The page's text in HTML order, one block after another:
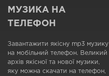
МУЗИКА НА
ТЕЛЕФОН
Завантажити якісну mp3 музику
на мобільний телефон. Великий
архів якісної та нової музики,
яку можна скачати на телефон,